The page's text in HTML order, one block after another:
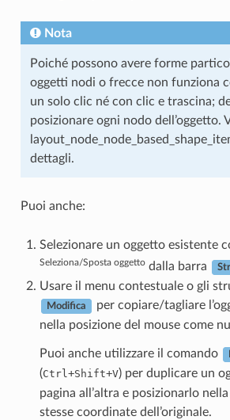
Nota
Poiché possono avere forme
oggetti nodi o frecce non funziona
un solo clic né con clic e trascina;
posizionare ogni nodo dell’oggetto.
dettagli.
Puoi anche:
Selezionare un oggetto esistente
Seleziona/Sposta oggettodalla barra
Usare il menu contestuale o gli
Modifica
per copiare/tagliare
nella posizione del mouse come
Puoi anche utilizzare il comando
(Ctrl+Shift+V) per duplicare un
pagina all’altra e posizionarlo
stesse coordinate dell’originale.